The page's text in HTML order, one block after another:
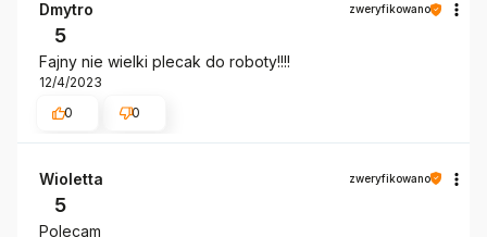
Dmytro zweryfikowano
5
Fajny nie wielki plecak do roboty!!!!
12/4/2023
0
0
Wioletta zweryfikowano
5
Polecam